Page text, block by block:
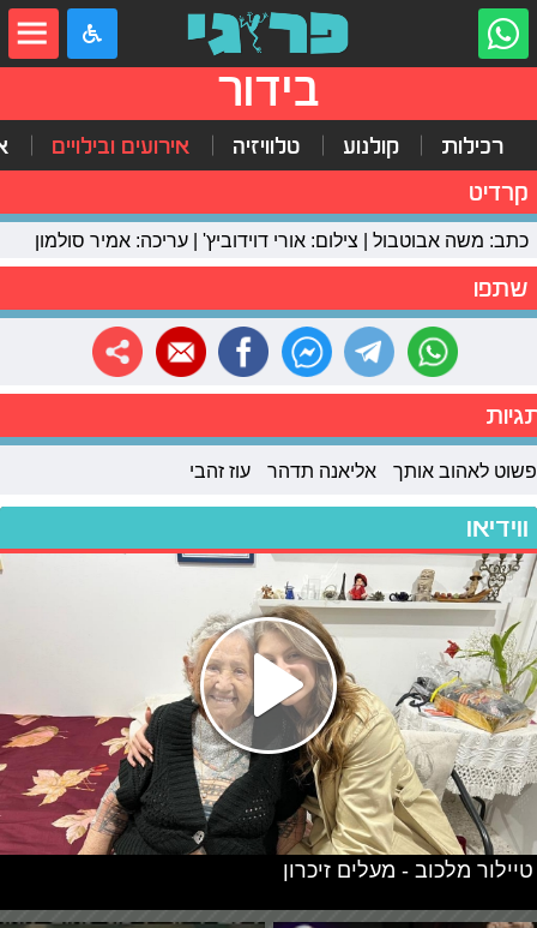
בידור
רכילות קולנוע טלוויזיה אירועים ובילויים
קרדיט
כתב: משה אבוטבול | צילום: אורי דוידוביץ' | עריכה: אמיר סולמון
שתפו
פשוט לאהוב אותך אליאנה תדהר עוז זהבי
ווידיאו
טיילור מלכוב - מעלים זיכרון